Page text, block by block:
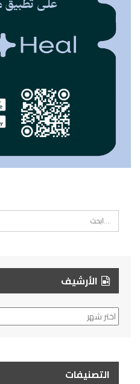
الأرشيف
الأرشيف
التصنيفات